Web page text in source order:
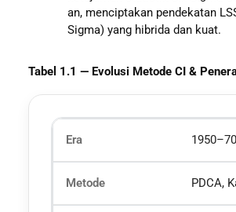
an, menciptakan pendekatan
Sigma) yang hibrida dan kuat.
Tabel 1.1 — Evolusi Metode CI &
1950–70
PDCA,